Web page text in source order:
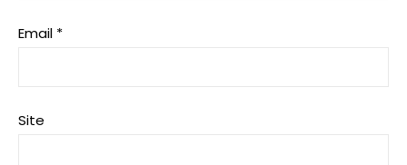
Email *
Site